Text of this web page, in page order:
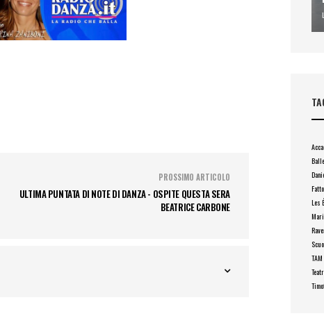
PROSSIMO ARTICOLO
ULTIMA PUNTATA DI NOTE DI DANZA - OSPITE QUESTA SERA
BEATRICE CARBONE
Les